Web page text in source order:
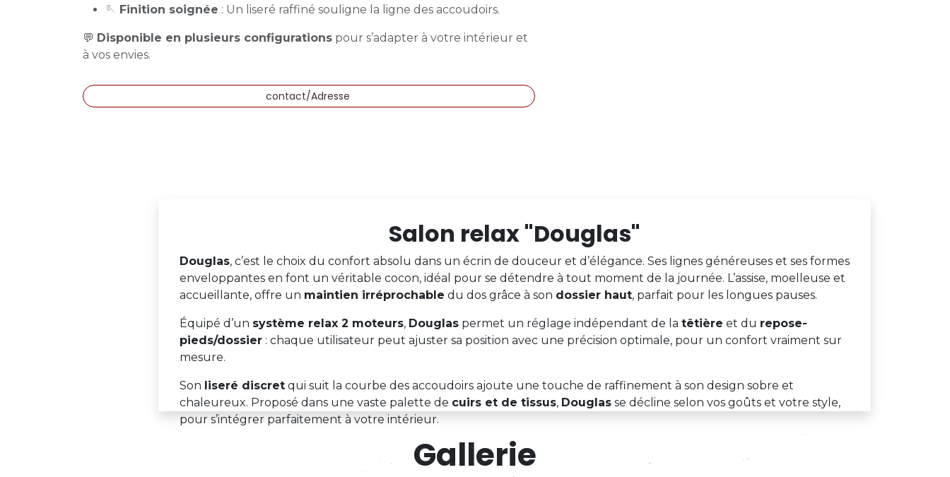
🪡 Finition soignée : Un liseré raffiné souligne la ligne des accoudoirs.
💬 Disponible en plusieurs configurations pour s’adapter à votre intérieur et
à vos envies.
contact/Adresse
Salon relax "Douglas"
Douglas, c’est le choix du confort absolu dans un écrin de douceur et d’élégance. Ses lignes généreuses et ses formes
enveloppantes en font un véritable cocon, idéal pour se détendre à tout moment de la journée. L’assise, moelleuse et
accueillante, offre un maintien irréprochable du dos grâce à son dossier haut, parfait pour les longues pauses.
Équipé d’un système relax 2 moteurs, Douglas permet un réglage indépendant de la têtière et du repose-
pieds/dossier : chaque utilisateur peut ajuster sa position avec une précision optimale, pour un confort vraiment sur
mesure.
Son liseré discret qui suit la courbe des accoudoirs ajoute une touche de raffinement à son design sobre et
chaleureux. Proposé dans une vaste palette de cuirs et de tissus, Douglas se décline selon vos goûts et votre style,
pour s’intégrer parfaitement à votre intérieur.
Gallerie